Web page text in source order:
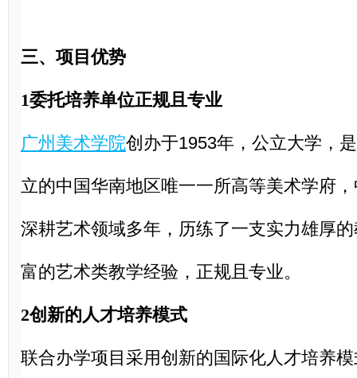
三、项目优势
1委托培养单位正规且专业
广州美术学院创办于1953年，公立大学，
立的中国华南地区唯一一所高等美术学府
深耕艺术领域多年，历练了一支实力雄厚
富的艺术类教学经验，正规且专业。
2创新的人才培养模式
联合办学项目采用创新的国际化人才培养